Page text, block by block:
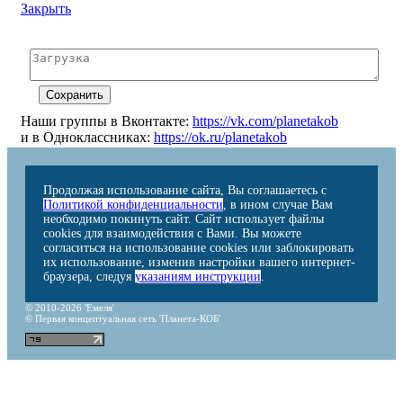
Закрыть
Наши группы в Вконтакте: https://vk.com/planetakob
и в Одноклассниках: https://ok.ru/planetakob
Продолжая использование сайта, Вы соглашаетесь с
Политикой конфиденциальности, в ином случае Вам
необходимо покинуть сайт. Сайт использует файлы
cookies для взаимодействия с Вами. Вы можете
согласиться на использование cookies или заблокировать
их использование, изменив настройки вашего интернет-
браузера, следуя указаниям инструкции.
© 2010-2026 'Емеля'
© Первая концептуальная сеть 'Планета-КОБ'